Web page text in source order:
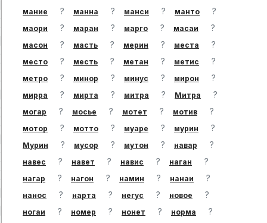
мание ? манна ? манси ? манто ?
маори ? маран ? марго ? масаи ?
масон ? масть ? мерин ? места ?
место ? месть ? метан ? метис ?
метро ? минор ? минус ? мирон ?
мирра ? мирта ? митра ? Митра ?
могар ? мосье ? мотет ? мотив ?
мотор ? мотто ? муаре ? мурин ?
Мурин ? мусор ? мутон ? навар ?
навес ? навет ? навис ? наган ?
нагар ? нагон ? намин ? нанаи ?
нанос ? нарта ? негус ? новое ?
ногаи ? номер ? нонет ? норма ?